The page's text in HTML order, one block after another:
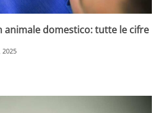
animale domestico: tutte le cifre
2025